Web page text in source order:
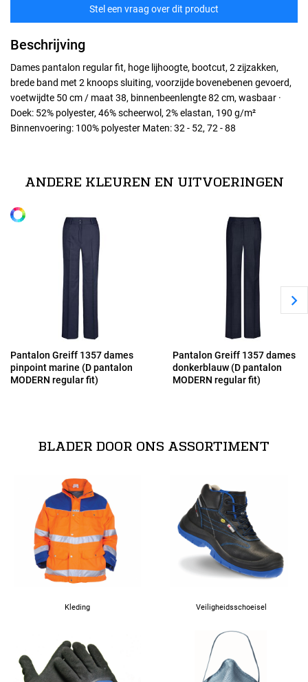
Stel een vraag over dit product
Beschrijving
Dames pantalon regular fit, hoge lijhoogte, bootcut, 2 zijzakken,
brede band met 2 knoops sluiting, voorzijde bovenebenen gevoerd,
voetwijdte 50 cm / maat 38, binnenbeenlengte 82 cm, wasbaar ·
Doek: 52% polyester, 46% scheerwol, 2% elastan, 190 g/m²
Binnenvoering: 100% polyester Maten: 32 - 52, 72 - 88
34
42
Alle maten
ANDERE KLEUREN EN UITVOERINGEN
Pantalon Greiff 1357 dames
pinpoint marine (D pantalon
MODERN regular fit)
Pantalon Greiff 1357 dames
donkerblauw (D pantalon
MODERN regular fit)
BLADER DOOR ONS ASSORTIMENT
Kleding Veiligheidsschoeisel